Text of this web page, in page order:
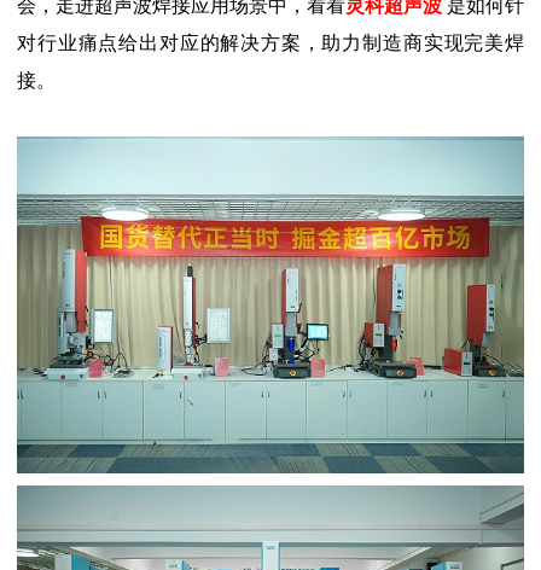
会，走进超声波焊接应用场景中，看看灵科超声波 是如何针
对行业痛点给出对应的解决方案，助力制造商实现完美焊
接。